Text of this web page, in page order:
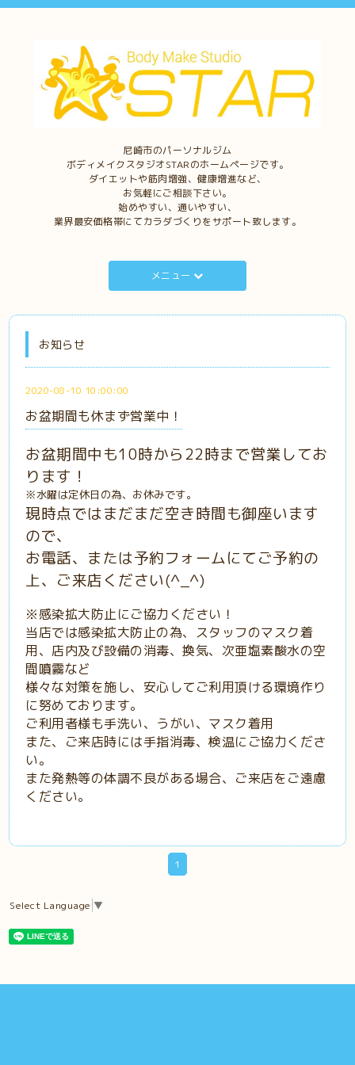
尼崎市のパーソナルジム
ボディメイクスタジオSTARのホームページです。
ダイエットや筋肉増強、健康増進など、
お気軽にご相談下さい。
始めやすい、通いやすい、
業界最安価格帯にてカラダづくりをサポート致します。
メニュー
お知らせ
2020-08-10 10:00:00
お盆期間も休まず営業中！
お盆期間中も10時から22時まで営業してお
ります！
※水曜は定休日の為、お休みです。
現時点ではまだまだ空き時間も御座います
ので、
お電話、または予約フォームにてご予約の
上、ご来店ください(^_^)
※感染拡大防止にご協力ください！
当店では感染拡大防止の為、スタッフのマスク着
用、店内及び設備の消毒、換気、次亜塩素酸水の空
間噴霧など
様々な対策を施し、安心してご利用頂ける環境作り
に努めております。
ご利用者様も手洗い、うがい、マスク着用
また、ご来店時には手指消毒、検温にご協力くださ
い。
また発熱等の体調不良がある場合、ご来店をご遠慮
ください。
1
Select Language ▼